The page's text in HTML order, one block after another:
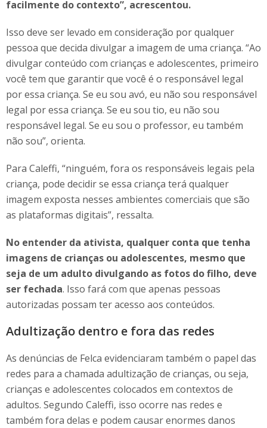
facilmente do contexto”, acrescentou.
Isso deve ser levado em consideração por qualquer
pessoa que decida divulgar a imagem de uma criança. “Ao
divulgar conteúdo com crianças e adolescentes, primeiro
você tem que garantir que você é o responsável legal
por essa criança. Se eu sou avó, eu não sou responsável
legal por essa criança. Se eu sou tio, eu não sou
responsável legal. Se eu sou o professor, eu também
não sou”, orienta.
Para Caleffi, “ninguém, fora os responsáveis legais pela
criança, pode decidir se essa criança terá qualquer
imagem exposta nesses ambientes comerciais que são
as plataformas digitais”, ressalta.
No entender da ativista, qualquer conta que tenha
imagens de crianças ou adolescentes, mesmo que
seja de um adulto divulgando as fotos do filho, deve
ser fechada. Isso fará com que apenas pessoas
autorizadas possam ter acesso aos conteúdos.
Adultização dentro e fora das redes
As denúncias de Felca evidenciaram também o papel das
redes para a chamada adultização de crianças, ou seja,
crianças e adolescentes colocados em contextos de
adultos. Segundo Caleffi, isso ocorre nas redes e
também fora delas e podem causar enormes danos